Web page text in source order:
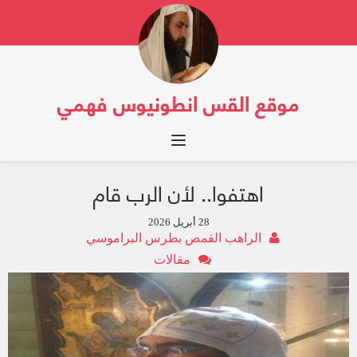
موقع القس انطونيوس فهمي
Toggle navigation
اهتفوا.. لأن الرب قام
28 أبريل 2026
الراهب القمص بطرس البراموسي
مقالات